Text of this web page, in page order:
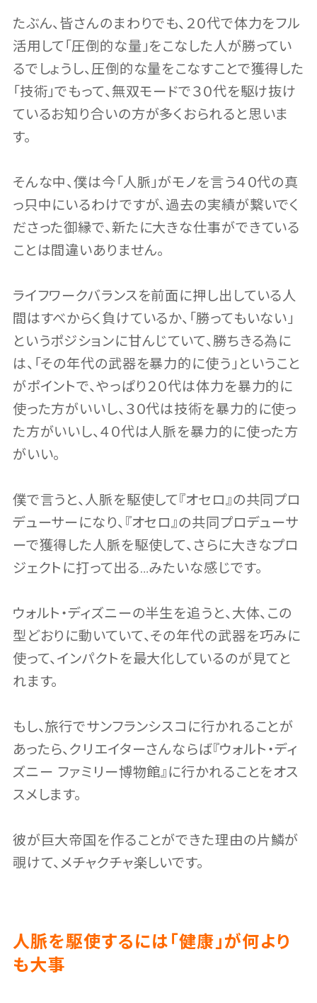
たぶん、皆さんのまわりでも、２０代で体力をフル
活用して「圧倒的な量」をこなした人が勝ってい
るでしょうし、圧倒的な量をこなすことで獲得した
「技術」でもって、無双モードで３０代を駆け抜け
ているお知り合いの方が多くおられると思いま
す。
そんな中、僕は今「人脈」がモノを言う４０代の真
っ只中にいるわけですが、過去の実績が繋いでく
ださった御縁で、新たに大きな仕事ができている
ことは間違いありません。
ライフワークバランスを前面に押し出している人
間はすべからく負けているか、「勝ってもいない」
というポジションに甘んじていて、勝ちきる為に
は、「その年代の武器を暴力的に使う」ということ
がポイントで、やっぱり２０代は体力を暴力的に
使った方がいいし、３０代は技術を暴力的に使っ
た方がいいし、４０代は人脈を暴力的に使った方
がいい。
僕で言うと、人脈を駆使して『オセロ』の共同プロ
デューサーになり、『オセロ』の共同プロデューサ
ーで獲得した人脈を駆使して、さらに大きなプロ
ジェクトに打って出る…みたいな感じです。
ウォルト・ディズニーの半生を追うと、大体、この
型どおりに動いていて、その年代の武器を巧みに
使って、インパクトを最大化しているのが見てと
れます。
もし、旅行でサンフランシスコに行かれることが
あったら、クリエイターさんならば『ウォルト・ディ
ズニー ファミリー博物館』に行かれることをオス
スメします。
彼が巨大帝国を作ることができた理由の片鱗が
覗けて、メチャクチャ楽しいです。
人脈を駆使するには「健康」が何より
も大事